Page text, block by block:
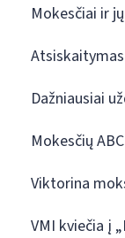
Mokesčiai ir
Dažniausiai
Mokesčių ABC
Viktorina
VMI kviečia į